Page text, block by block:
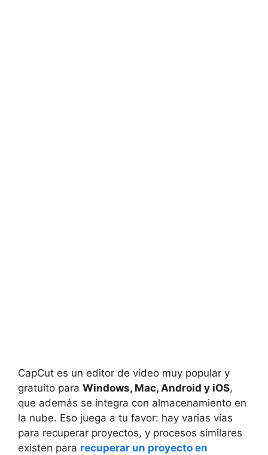
CapCut es un editor de vídeo muy popular y
gratuito para Windows, Mac, Android y iOS,
que además se integra con almacenamiento en
la nube. Eso juega a tu favor: hay varias vías
para recuperar proyectos, y procesos similares
existen para recuperar un proyecto en